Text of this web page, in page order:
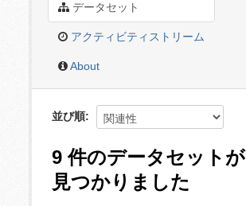
データセット
アクティビティストリーム
About
並び順
9 件のデータセットが
見つかりました